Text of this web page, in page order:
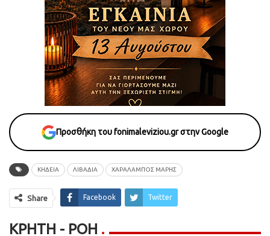
Προσθήκη του fonimaleviziou.gr στην Google
ΚΗΔΕΙΑ ΛΙΒΑΔΙΑ ΧΑΡΑΛΑΜΠΟΣ ΜΑΡΗΣ
Share Facebook Twitter
ΚΡΉΤΗ - ΡΟΗ